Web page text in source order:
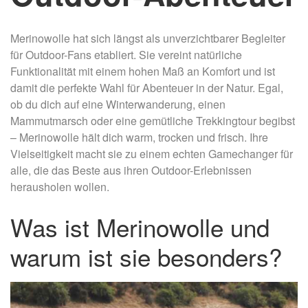
Merinowolle hat sich längst als unverzichtbarer Begleiter
für Outdoor-Fans etabliert. Sie vereint natürliche
Funktionalität mit einem hohen Maß an Komfort und ist
damit die perfekte Wahl für Abenteuer in der Natur. Egal,
ob du dich auf eine Winterwanderung, einen
Mammutmarsch oder eine gemütliche Trekkingtour begibst
– Merinowolle hält dich warm, trocken und frisch. Ihre
Vielseitigkeit macht sie zu einem echten Gamechanger für
alle, die das Beste aus ihren Outdoor-Erlebnissen
herausholen wollen.
Was ist Merinowolle und
warum ist sie besonders?